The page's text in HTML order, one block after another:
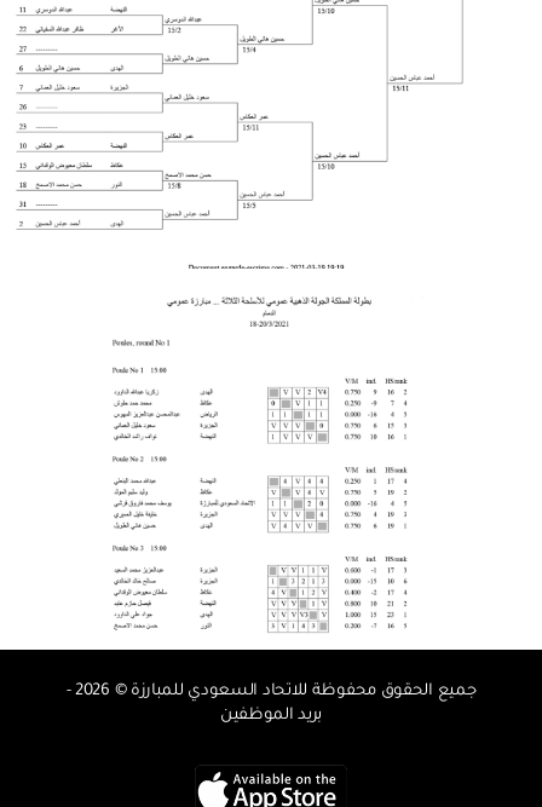
جميع الحقوق محفوظة للاتحاد السعودي للمبارزة © 2026 -
بريد الموظفين